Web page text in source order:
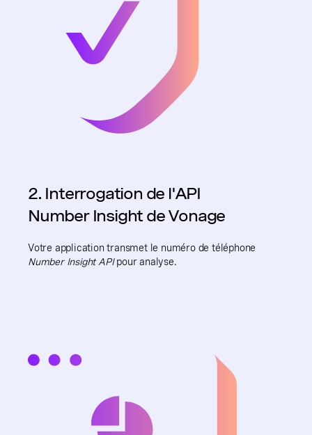
2. Interrogation de l'API
Number Insight de Vonage
Votre application transmet le numéro de téléphone
Number Insight APIpour analyse.